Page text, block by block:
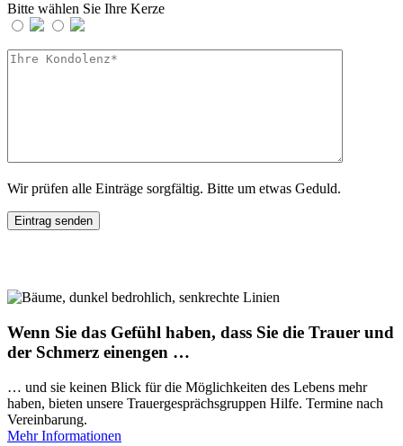
Bitte wählen Sie Ihre Kerze
Wir prüfen alle Einträge sorgfältig. Bitte um etwas Geduld.
Wenn Sie das Gefühl haben, dass Sie die Trauer und
der Schmerz einengen …
… und sie keinen Blick für die Möglichkeiten des Lebens mehr
haben, bieten unsere Trauergesprächsgruppen Hilfe. Termine nach
Vereinbarung.
Mehr Informationen